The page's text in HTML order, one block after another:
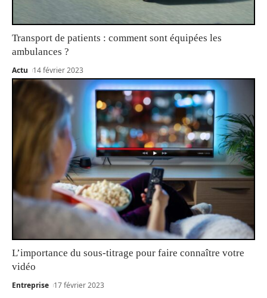
Transport de patients : comment sont équipées les
ambulances ?
Actu 14 février 2023
L’importance du sous-titrage pour faire connaître votre
vidéo
Entreprise 17 février 2023